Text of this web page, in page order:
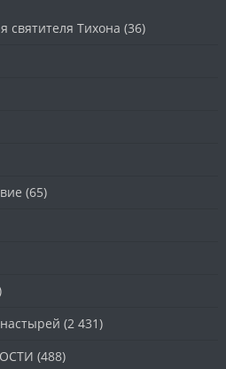
святителя Тихона (36)
(65)
(2 431)
(488)